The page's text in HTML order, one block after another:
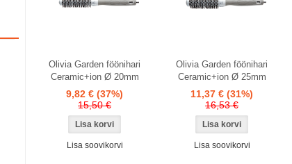
Olivia Garden föönihari
Ceramic+ion Ø 20mm
9,82 € (37%)
15,50 €
Lisa soovikorvi
Olivia Garden föönihari
Ceramic+ion Ø 25mm
11,37 € (31%)
16,53 €
Lisa soovikorvi